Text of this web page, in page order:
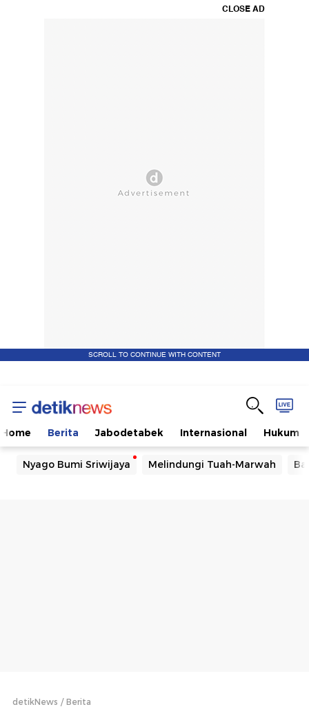
CLOSE AD
SCROLL TO CONTINUE WITH CONTENT
Home Berita Jabodetabek Internasional Hukum
Nyago Bumi Sriwijaya Melindungi Tuah-Marwah
detikNews Berita